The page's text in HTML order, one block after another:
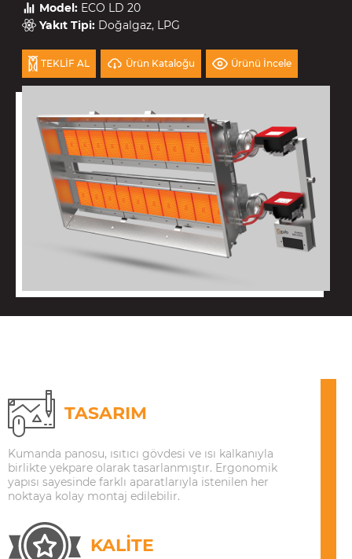
Model: ECO LD 20
Yakıt Tipi: Doğalgaz, LPG
TEKLİF AL Ürün Kataloğu Ürünü İncele
TASARIM
Kumanda panosu, ısıtıcı gövdesi ve ısı kalkanıyla
birlikte yekpare olarak tasarlanmıştır. Ergonomik
yapısı sayesinde farklı aparatlarıyla istenilen her
noktaya kolay montaj edilebilir.
KALİTE